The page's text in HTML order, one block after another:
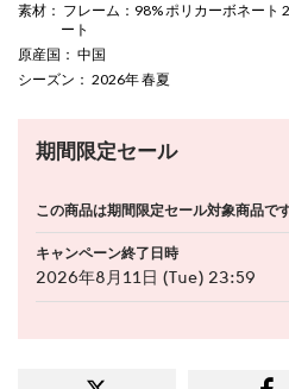
素材 ： フレーム：98% ポリカーボネート
ート
原産国 ： 中国
シーズン ： 2026年 春夏
期間限定セール
この商品は期間限定セール対象商品です
キャンペーン終了日時
2026年8月11日 (Tue) 23:59